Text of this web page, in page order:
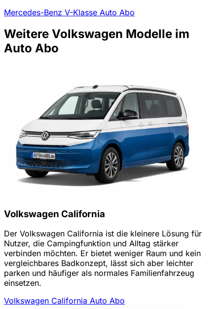
Mercedes-Benz V-Klasse Auto Abo
Weitere Volkswagen Modelle im
Auto Abo
Volkswagen California
Der Volkswagen California ist die kleinere Lösung für
Nutzer, die Campingfunktion und Alltag stärker
verbinden möchten. Er bietet weniger Raum und kein
vergleichbares Badkonzept, lässt sich aber leichter
parken und häufiger als normales Familienfahrzeug
einsetzen.
Volkswagen California Auto Abo